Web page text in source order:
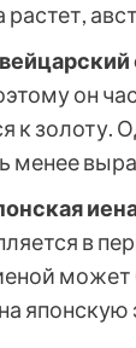
растет,
он
к золоту.
менее
в
может
японскую